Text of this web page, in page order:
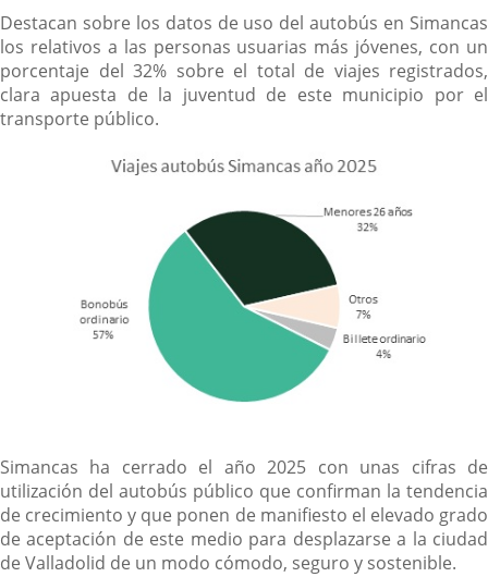
Destacan sobre los datos de uso del autobús en Simancas
los relativos a las personas usuarias más jóvenes, con un
porcentaje del 32% sobre el total de viajes registrados,
clara apuesta de la juventud de este municipio por el
transporte público.
Simancas ha cerrado el año 2025 con unas cifras de
utilización del autobús público que confirman la tendencia
de crecimiento y que ponen de manifiesto el elevado grado
de aceptación de este medio para desplazarse a la ciudad
de Valladolid de un modo cómodo, seguro y sostenible.